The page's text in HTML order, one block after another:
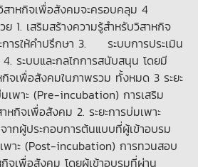
าหกิจเพื่อสังคมจะครอบคลุม 4
1. เสริมสร้างความรู้สำหรับวิสาหกิจ
การให้คำปรึกษา 3. ระบบการประเมิน
ระบบและกลไกการสนับสนุน โดยมี
กิจเพื่อสังคมในภาพรวม ทั้งหมด 3 ระยะ
มเพาะ (Pre-incubation) การเสริม
หกิจเพื่อสังคม 2. ระยะการบ่มเพาะ
กผู้ประกอบการต้นแบบที่ผู้เข้าอบรม
พาะ (Post-incubation) การทวนสอบ
จเพื่อสังคม โดยผู้เข้าอบรมที่ผ่าน